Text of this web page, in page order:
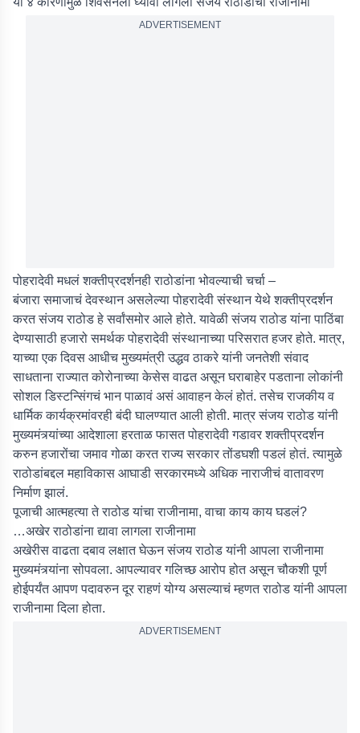
ADVERTISEMENT
पोहरादेवी मधलं शक्तीप्रदर्शनही राठोडांना भोवल्याची चर्चा –
बंजारा समाजाचं देवस्थान असलेल्या पोहरादेवी संस्थान येथे शक्तीप्रदर्शन
करत संजय राठोड हे सर्वांसमोर आले होते. यावेळी संजय राठोड यांना पाठिंबा
देण्यासाठी हजारो समर्थक पोहरादेवी संस्थानाच्या परिसरात हजर होते. मात्र,
याच्या एक दिवस आधीच मुख्यमंत्री उद्धव ठाकरे यांनी जनतेशी संवाद
साधताना राज्यात कोरोनाच्या केसेस वाढत असून घराबाहेर पडताना लोकांनी
सोशल डिस्टन्सिंगचं भान पाळावं असं आवाहन केलं होतं. तसेच राजकीय व
धार्मिक कार्यक्रमांवरही बंदी घालण्यात आली होती. मात्र संजय राठोड यांनी
मुख्यमंत्र्यांच्या आदेशाला हरताळ फासत पोहरादेवी गडावर शक्तीप्रदर्शन
करुन हजारोंचा जमाव गोळा करत राज्य सरकार तोंडघशी पडलं होतं. त्यामुळे
राठोडांबद्दल महाविकास आघाडी सरकारमध्ये अधिक नाराजीचं वातावरण
निर्माण झालं.
पूजाची आत्महत्या ते राठोड यांचा राजीनामा, वाचा काय काय घडलं?
…अखेर राठोडांना द्यावा लागला राजीनामा
अखेरीस वाढता दबाव लक्षात घेऊन संजय राठोड यांनी आपला राजीनामा
मुख्यमंत्र्यांना सोपवला. आपल्यावर गलिच्छ आरोप होत असून चौकशी पूर्ण
होईपर्यंत आपण पदावरुन दूर राहणं योग्य असल्याचं म्हणत राठोड यांनी आपला
राजीनामा दिला होता.
ADVERTISEMENT